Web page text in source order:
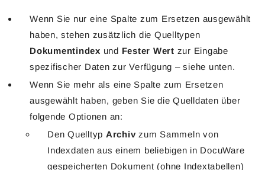
Wenn Sie nur eine Spalte zum Ersetzen ausgewählt
haben, stehen zusätzlich die Quelltypen
Dokumentindex und Fester Wert zur Eingabe
spezifischer Daten zur Verfügung – siehe unten.
Wenn Sie mehr als eine Spalte zum Ersetzen
ausgewählt haben, geben Sie die Quelldaten über
folgende Optionen an:
Den Quelltyp Archivzum Sammeln von
Indexdaten aus einem beliebigen in DocuWare
gespeicherten Dokument (ohne Indextabellen)